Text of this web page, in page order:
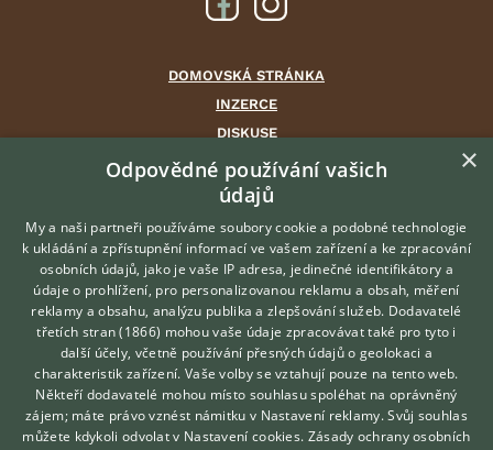
DOMOVSKÁ STRÁNKA
INZERCE
DISKUSE
ČLÁNKY
CHOVATELSKÉ STANICE
ATLAS
VÝBĚR VHODNÉHO PLEMENE
O nás
Kontakt
Možnosti zvýraznění inzerátů
Podmínky užití
Zpracování osobních údajů
Hledáte zvířecího kamaráda?
Zdarma vám poradí
VETERINÁŘ ONLINE
KONZULTOVAT S
VETERINÁŘEM
×
Odpovědné používání vašich
údajů
My a naši partneři používáme soubory cookie a podobné technologie
k ukládání a zpřístupnění informací ve vašem zařízení a ke zpracování
osobních údajů, jako je vaše IP adresa, jedinečné identifikátory a
údaje o prohlížení, pro personalizovanou reklamu a obsah, měření
reklamy a obsahu, analýzu publika a zlepšování služeb. Dodavatelé
třetích stran (1866) mohou vaše údaje zpracovávat také pro tyto i
další účely, včetně používání přesných údajů o geolokaci a
charakteristik zařízení. Vaše volby se vztahují pouze na tento web.
Někteří dodavatelé mohou místo souhlasu spoléhat na oprávněný
zájem; máte právo vznést námitku v Nastavení reklamy. Svůj souhlas
můžete kdykoli odvolat v Nastavení cookies. Zásady ochrany osobních